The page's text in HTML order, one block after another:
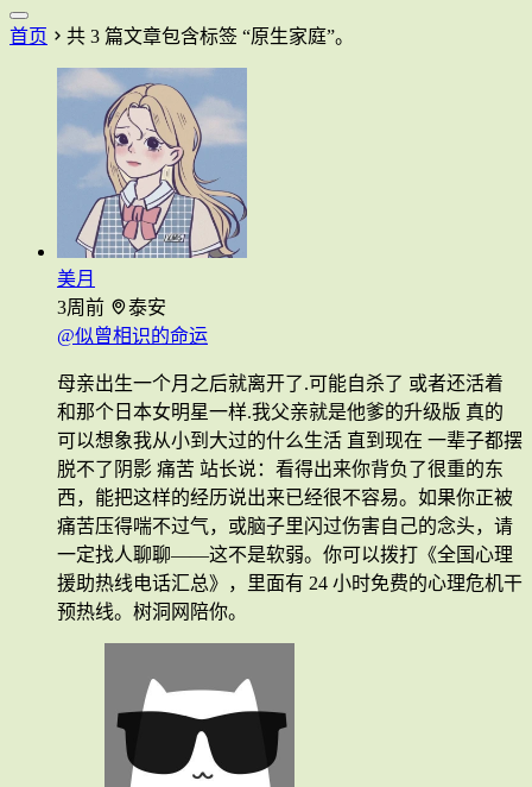
首页 共 3 篇文章包含标签 “原生家庭”。
美月
3周前
泰安
@似曾相识的命运
母亲出生一个月之后就离开了.可能自杀了 或者还活着
和那个日本女明星一样.我父亲就是他爹的升级版 真的
可以想象我从小到大过的什么生活 直到现在 一辈子都摆
脱不了阴影 痛苦 站长说：看得出来你背负了很重的东
西，能把这样的经历说出来已经很不容易。如果你正被
痛苦压得喘不过气，或脑子里闪过伤害自己的念头，请
一定找人聊聊——这不是软弱。你可以拨打《全国心理
援助热线电话汇总》，里面有 24 小时免费的心理危机干
预热线。树洞网陪你。